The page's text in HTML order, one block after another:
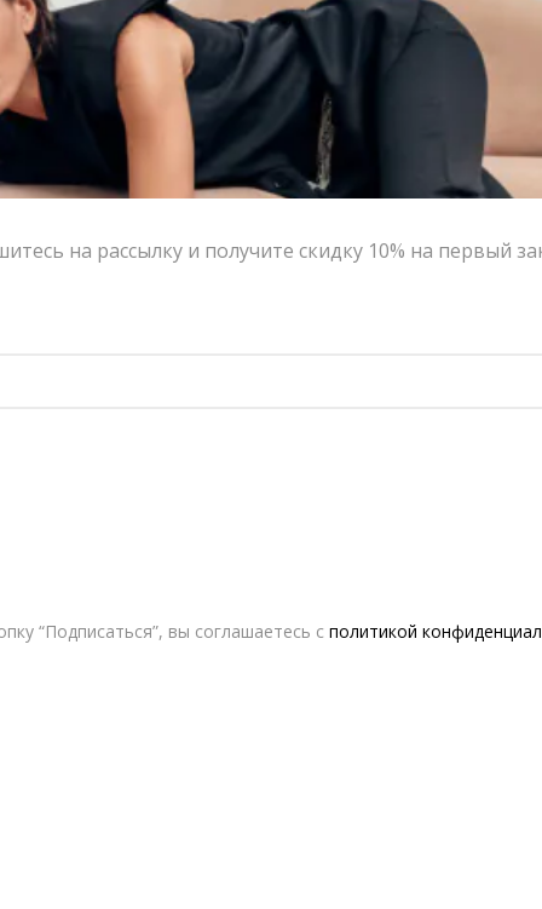
на рассылку и получите скидку 10% на первый
“Подписаться”, вы соглашаетесь с политикой